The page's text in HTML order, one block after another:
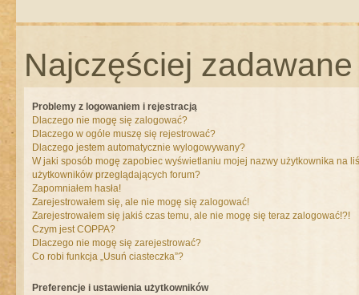
Najczęściej
Problemy z logowaniem i rejestracją
Dlaczego nie mogę się zalogować?
Dlaczego w ogóle muszę się rejestrować?
Dlaczego jestem automatycznie wylogowywany?
W jaki sposób mogę zapobiec wyświetlaniu mojej nazwy użytkownika na
użytkowników przeglądających forum?
Zapomniałem hasła!
Zarejestrowałem się, ale nie mogę się zalogować!
Zarejestrowałem się jakiś czas temu, ale nie mogę się teraz zalogować!?!
Czym jest COPPA?
Dlaczego nie mogę się zarejestrować?
Co robi funkcja „Usuń ciasteczka”?
Preferencje i ustawienia użytkowników